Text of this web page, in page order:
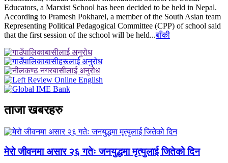
Educators, a Marxist School has been decided to be held in Nepal.
According to Pramesh Pokharel, a member of the South Asian team
Representing Political Pedagogical Committee (CPP) of school said
that the first session of the school will be held...बाँकी
ताजा खबरहरु
मेरो जीवनमा असार २६ गतेः जनयुद्धमा मृत्युलाई जितेको दिन